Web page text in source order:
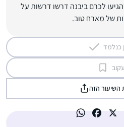
לכרם ביבנה דרשו דרשות על
של מארח טוב.
כנלמד
הזה